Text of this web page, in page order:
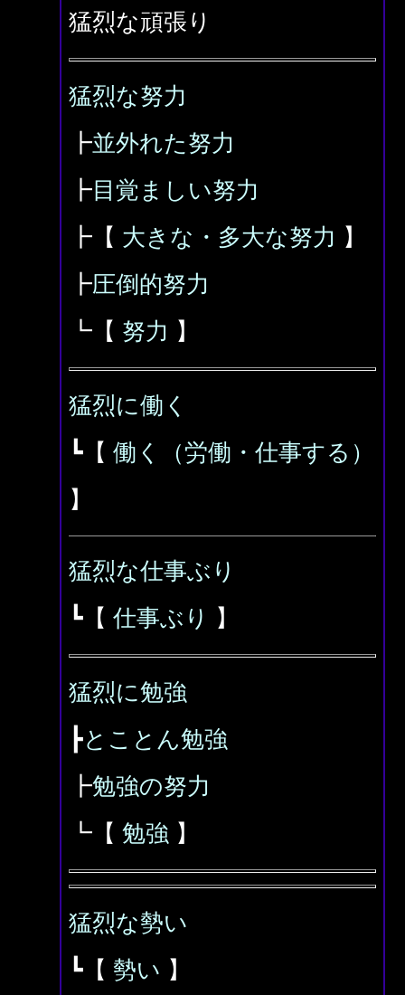
猛烈な頑張り
猛烈な努力
┣並外れた努力
┣目覚ましい努力
┣【 大きな・多大な努力 】
┣圧倒的努力
┗【 努力 】
猛烈に働く
┗【 働く（労働・仕事する）
】
猛烈な仕事ぶり
┗【 仕事ぶり 】
猛烈に勉強
┣とことん勉強
┣勉強の努力
┗【 勉強 】
猛烈な勢い
┗【 勢い 】